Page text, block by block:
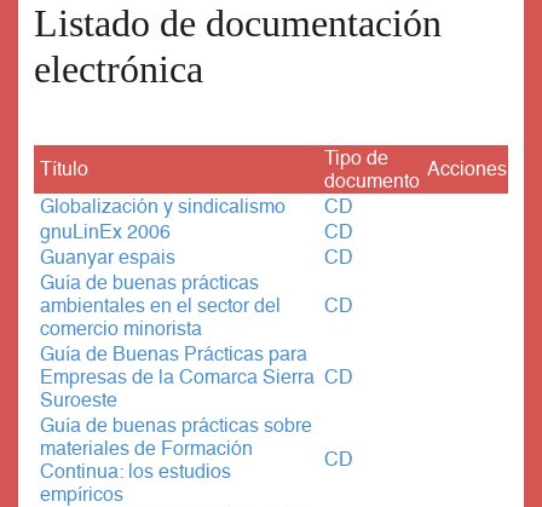
Listado de documentación
electrónica
Título
Tipo de
documento
Acciones
Globalización y sindicalismo
CD
gnuLinEx 2006
CD
Guanyar espais
CD
Guía de buenas prácticas
ambientales en el sector del
comercio minorista
CD
Guía de Buenas Prácticas para
Empresas de la Comarca Sierra
Suroeste
CD
Guía de buenas prácticas sobre
materiales de Formación
Continua: los estudios
empíricos
CD